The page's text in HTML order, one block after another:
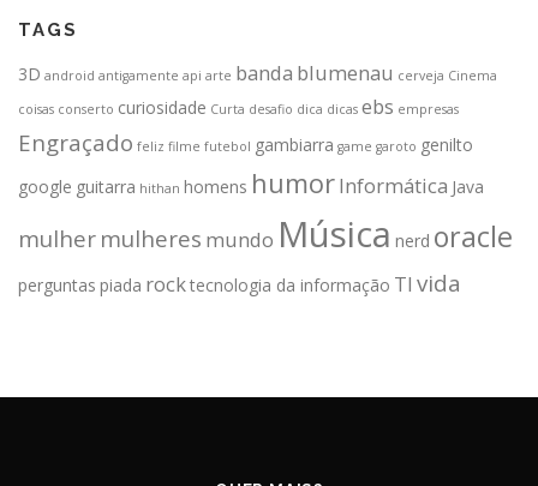
TAGS
3D android antigamente api arte banda blumenau cerveja Cinema
coisas conserto curiosidade Curta desafio dica dicas ebs empresas
Engraçado feliz filme futebol gambiarra game garoto genilto
google guitarra hithan homens humorInformática Java
mulher mulheres mundo Música nerd oracle
perguntas piada rocktecnologia da informação TI vida